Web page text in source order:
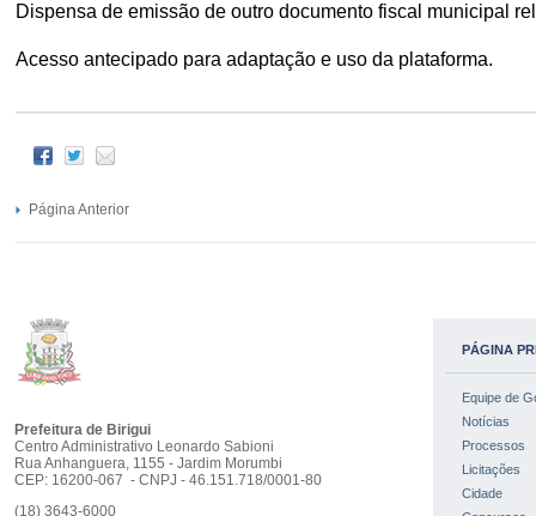
Dispensa de emissão de outro documento fiscal municipal
Acesso antecipado para adaptação e uso da plataforma.
Página Anterior
Prefeitura de Birigui
Centro Administrativo Leonardo Sabioni
Rua Anhanguera, 1155 - Jardim Morumbi
CEP: 16200-067 - CNPJ - 46.151.718/0001-80
(18) 3643-6000
PÁGINA
Equipe de
Notícias
Processos
Licitações
Cidade